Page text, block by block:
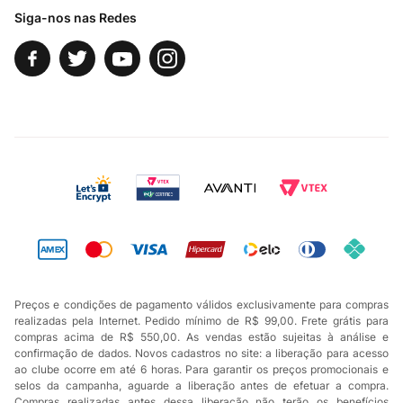
Siga-nos nas Redes
Preços e condições de pagamento válidos exclusivamente para compras
realizadas pela Internet. Pedido mínimo de R$ 99,00. Frete grátis para
compras acima de R$ 550,00. As vendas estão sujeitas à análise e
confirmação de dados. Novos cadastros no site: a liberação para acesso
ao clube ocorre em até 6 horas. Para garantir os preços promocionais e
selos da campanha, aguarde a liberação antes de efetuar a compra.